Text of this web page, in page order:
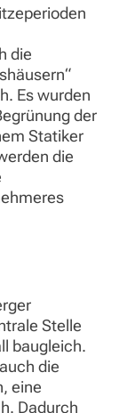
die
Es wurden
der
Statiker
die
Stelle
baugleich.
die
eine
Dadurch